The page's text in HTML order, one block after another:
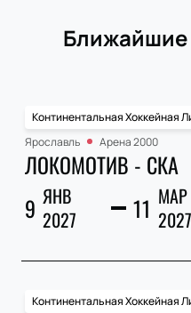
Ближайшие
Континентальная Хоккейная
Ярославль
Арена 2000
ЛОКОМОТИВ - СКА
9 ЯНВ
2027
11 МАР
2027
Континентальная Хоккейная